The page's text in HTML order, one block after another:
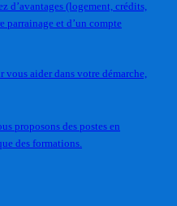
d’avantages (logement, crédits,
parrainage et d’un compte
vous aider dans votre démarche,
proposons des postes en
des formations.